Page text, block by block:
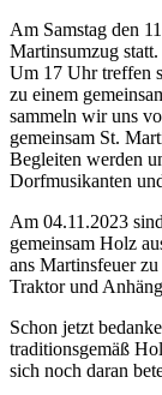
Am Samstag den
Martinsumzug statt.
Um 17 Uhr treffen
zu einem
sammeln wir uns
gemeinsam St.
Begleiten werden
Dorfmusikanten
Am 04.11.2023
gemeinsam Holz
ans Martinsfeuer
Traktor und
Schon jetzt
traditionsgemäß
sich noch daran